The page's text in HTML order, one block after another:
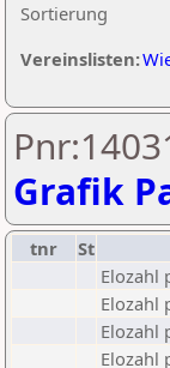
Sortierung
Vereinslisten:
Grafik
tnr St
Elozahl
Elozahl
Elozahl
Elozahl